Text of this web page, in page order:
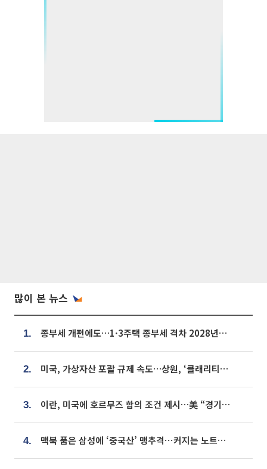
많이 본 뉴스
1. 종부세 개편에도…1·3주택 종부세 격차 2028년부터 확대
2. 미국, 가상자산 포괄 규제 속도…상원, ‘클래리티법’ 9월 절차투표 추진
3. 이란, 미국에 호르무즈 합의 조건 제시…美 “경기 아직 안 끝나” [종합]
4. 맥북 품은 삼성에 ‘중국산’ 맹추격⋯커지는 노트북 OLED 시장